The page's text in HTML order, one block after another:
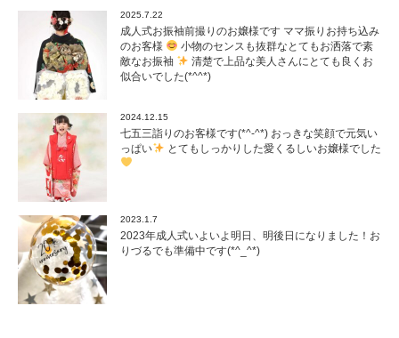
2025.7.22
成人式お振袖前撮りのお嬢様です ママ振りお持ち込み
のお客様
小物のセンスも抜群なとてもお洒落で素
敵なお振袖
清楚で上品な美人さんにとても良くお
似合いでした(*^^*)
2024.12.15
七五三詣りのお客様です(*^-^*) おっきな笑顔で元気い
っぱい
とてもしっかりした愛くるしいお嬢様でした
2023.1.7
2023年成人式いよいよ明日、明後日になりました！お
りづるでも準備中です(*^_^*)